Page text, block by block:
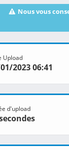
Nous vous
Upload
2023 06:41
d'upload